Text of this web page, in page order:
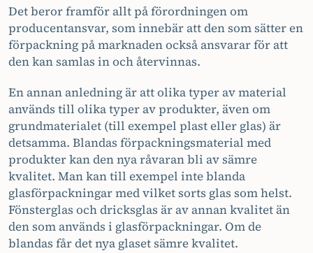
Det beror framför allt på förordningen om
producentansvar, som innebär att den som sätter en
förpackning på marknaden också ansvarar för att
den kan samlas in och återvinnas.
En annan anledning är att olika typer av material
används till olika typer av produkter, även om
grundmaterialet (till exempel plast eller glas) är
detsamma. Blandas förpackningsmaterial med
produkter kan den nya råvaran bli av sämre
kvalitet. Man kan till exempel inte blanda
glasförpackningar med vilket sorts glas som helst.
Fönsterglas och dricksglas är av annan kvalitet än
den som används i glasförpackningar. Om de
blandas får det nya glaset sämre kvalitet.